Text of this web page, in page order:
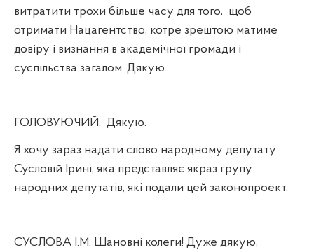
витратити трохи більше часу для того, щоб
отримати Нацагентство, котре зрештою матиме
довіру і визнання в академічної громади і
суспільства загалом. Дякую.
ГОЛОВУЮЧИЙ. Дякую.
Я хочу зараз надати слово народному депутату
Сусловій Ірині, яка представляє якраз групу
народних депутатів, які подали цей законопроект.
СУСЛОВА І.М. Шановні колеги! Дуже дякую,